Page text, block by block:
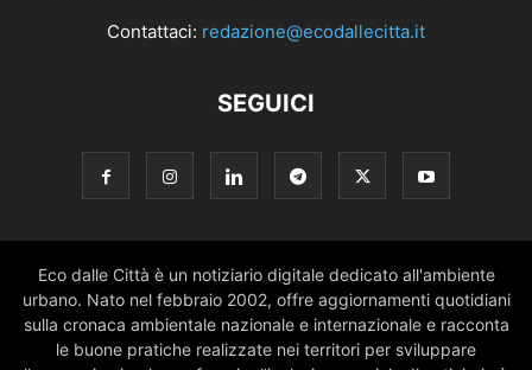
Contattaci: redazione@ecodallecitta.it
SEGUICI
Eco dalle Città è un notiziario digitale dedicato all'ambiente
urbano. Nato nel febbraio 2002, offre aggiornamenti quotidiani
sulla cronaca ambientale nazionale e internazionale e racconta
le buone pratiche realizzate nei territori per sviluppare